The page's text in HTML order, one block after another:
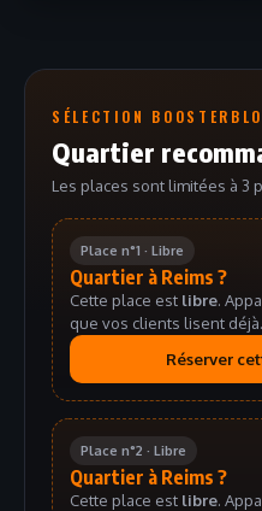
SÉLECTION
Quartier
Les places sont limitées à 3
Place n°1 · Libre
Quartier à Reims ?
Cette place est libre.
que vos clients lisent déjà.
Réserver
Place n°2 · Libre
Quartier à Reims ?
Cette place est libre.